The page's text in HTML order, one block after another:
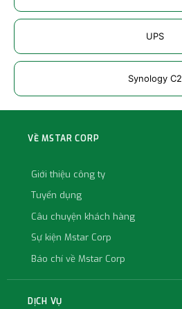
UPS
Synology C2
VỀ MSTAR CORP
Giới thiệu công ty
Tuyển dụng
Câu chuyện khách hàng
Sự kiện Mstar Corp
Báo chí về Mstar Corp
DỊCH VỤ